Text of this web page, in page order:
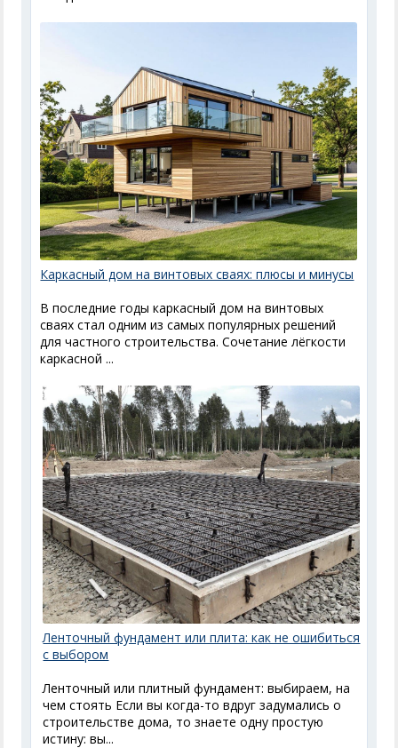
Каркасный дом на винтовых сваях: плюсы и минусы
В последние годы каркасный дом на винтовых
сваях стал одним из самых популярных решений
для частного строительства. Сочетание лёгкости
каркасной ...
Ленточный фундамент или плита: как не ошибиться
с выбором
Ленточный или плитный фундамент: выбираем, на
чем стоять Если вы когда-то вдруг задумались о
строительстве дома, то знаете одну простую
истину: вы...